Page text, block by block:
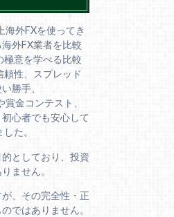
海外FXを使ってき
外FX業者を比較
極意を学べる比較
性、スプレッド
勝手、
金コンテスト、
心者でも安心して
た。
としており、投資
ません。
、その完全性・正
ではありません。